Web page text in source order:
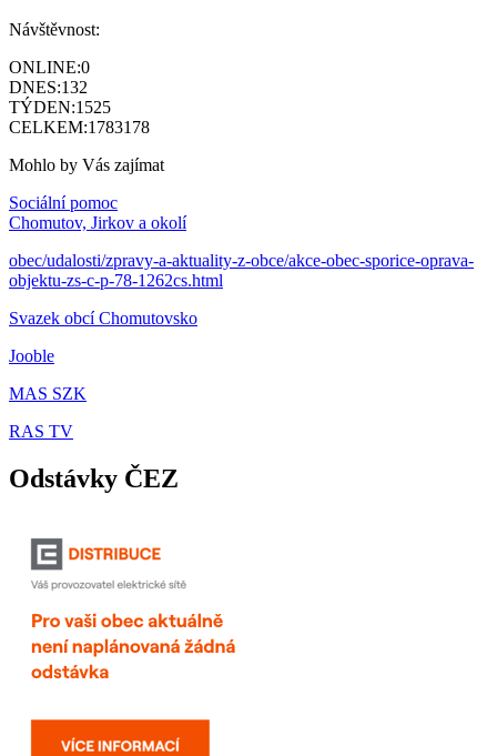
Návštěvnost:
ONLINE:0
DNES:132
TÝDEN:1525
CELKEM:1783178
Mohlo by Vás zajímat
Sociální pomoc
Chomutov, Jirkov a okolí
obec/udalosti/zpravy-a-aktuality-z-obce/akce-obec-sporice-oprava-
objektu-zs-c-p-78-1262cs.html
Svazek obcí Chomutovsko
Jooble
MAS SZK
RAS TV
Odstávky ČEZ